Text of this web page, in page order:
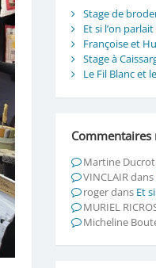
Stage de
Et si l’on
Françoise et
Stage à
Le Fil Blanc et
Commentaires
Martine Ducrot
VINCLAIR dans
rogerdans Et
MURIEL
Micheline